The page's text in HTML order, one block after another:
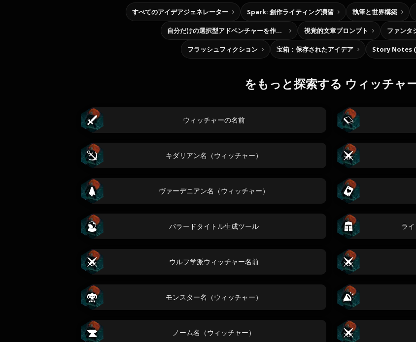
すべてのアイデアジェネレーター Spark: 創作ライティング演習 執筆と世界構築
自分だけの選択型アドベンチャーを作ろう 視覚的文章プロンプト ファンタ
フラッシュフィクション 宝箱：保存されたアイデア Story Notes
をもっと探索する ウィッチャ
ウィッチャーの名前
キダリアン名（ウィッチャー）
ヴァーデニアン名（ウィッチャー）
バラードタイトル生成ツール ラ
ウルフ学派ウィッチャー名前
モンスター名（ウィッチャー）
ノーム名（ウィッチャー）